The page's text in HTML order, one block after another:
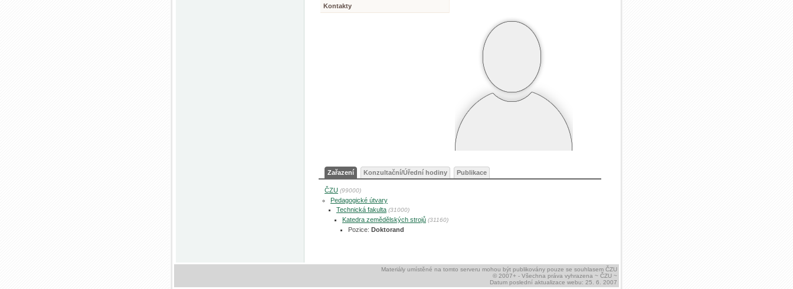
Kontakty
Zařazení Konzultační/Úřední hodiny Publikace
ČZU (99000)
Pedagogické útvary
Technická fakulta (31000)
Katedra zemědělských strojů (31160)
Pozice: Doktorand
Materiály umístěné na tomto serveru mohou být publikovány pouze se souhlasem ČZU
© 2007+ - Všechna práva vyhrazena ~ ČZU ~
Datum poslední aktualizace webu: 25. 6. 2007